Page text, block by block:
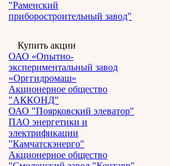
"Раменский
приборостроительный завод"
Купить акции
ОАО «Опытно-
экспериментальный завод
«Орггидромаш»
Акционерное общество
"АККОНД"
ОАО "Поярковский элеватор"
ПАО энергетики и
электрификации
"Камчатскэнерго"
Акционерное общество